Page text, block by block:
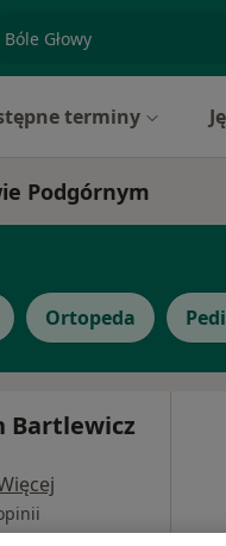
badanie
terminy
Podgórnym
Ortopeda
Bartlewicz